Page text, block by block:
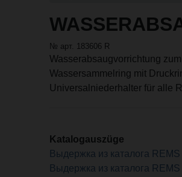
№ арт. 183606 R
Wasserabsaugvorrichtung
Wassersammelring mit
Universalniederhalter für alle
Katalogauszüge
Выдержка из каталога
Выдержка из каталога REMS